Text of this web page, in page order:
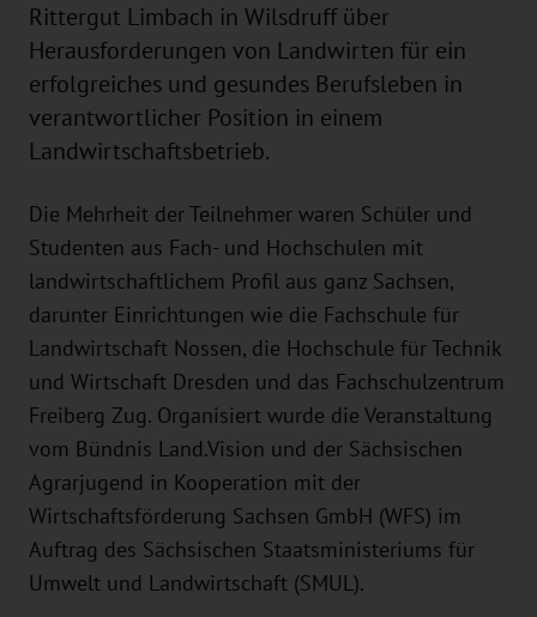
Rittergut Limbach in Wilsdruff über
Herausforderungen von Landwirten für ein
erfolgreiches und gesundes Berufsleben in
verantwortlicher Position in einem
Landwirtschaftsbetrieb.
Die Mehrheit der Teilnehmer waren Schüler und
Studenten aus Fach- und Hochschulen mit
landwirtschaftlichem Profil aus ganz Sachsen,
darunter Einrichtungen wie die Fachschule für
Landwirtschaft Nossen, die Hochschule für Technik
und Wirtschaft Dresden und das Fachschulzentrum
Freiberg Zug. Organisiert wurde die Veranstaltung
vom Bündnis Land.Vision und der Sächsischen
Agrarjugend in Kooperation mit der
Wirtschaftsförderung Sachsen GmbH (WFS) im
Auftrag des Sächsischen Staatsministeriums für
Umwelt und Landwirtschaft (SMUL).